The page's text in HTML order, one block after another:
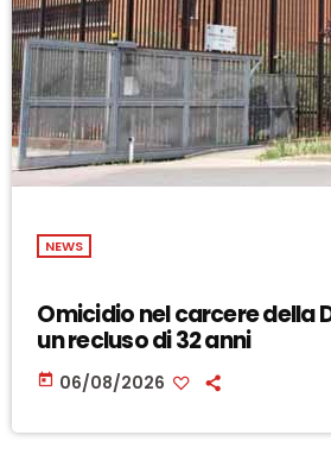
NEWS
Omicidio nel carcere della
un recluso di 32 anni
today 06/08/2026